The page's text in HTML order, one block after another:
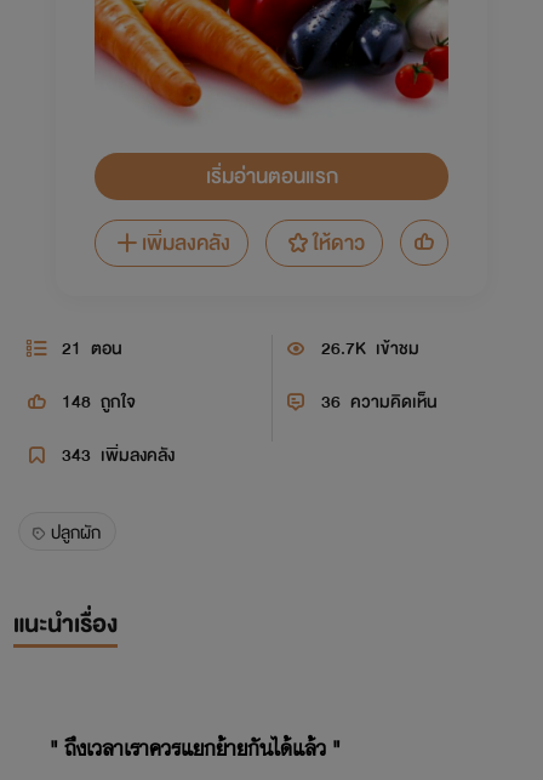
เริ่มอ่านตอนแรก
เพิ่มลงคลัง
ให้ดาว
21 ตอน 26.7K เข้าชม
148 ถูกใจ 36 ความคิดเห็น
343 เพิ่มลงคลัง
ปลูกผัก
แนะนำเรื่อง
" ถึงเวลาเราควรแยกย้ายกันได้แล้ว "